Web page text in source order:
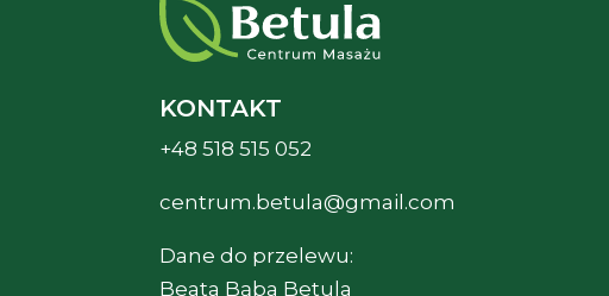
KONTAKT
+48 518 515 052
centrum.betula@gmail.com
Dane do przelewu:
Beata Bąba Betula